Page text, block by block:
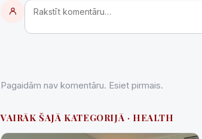
Pagaidām nav komentāru. Esiet pirmais.
VAIRĀK ŠAJĀ KATEGORIJĀ · HEALTH